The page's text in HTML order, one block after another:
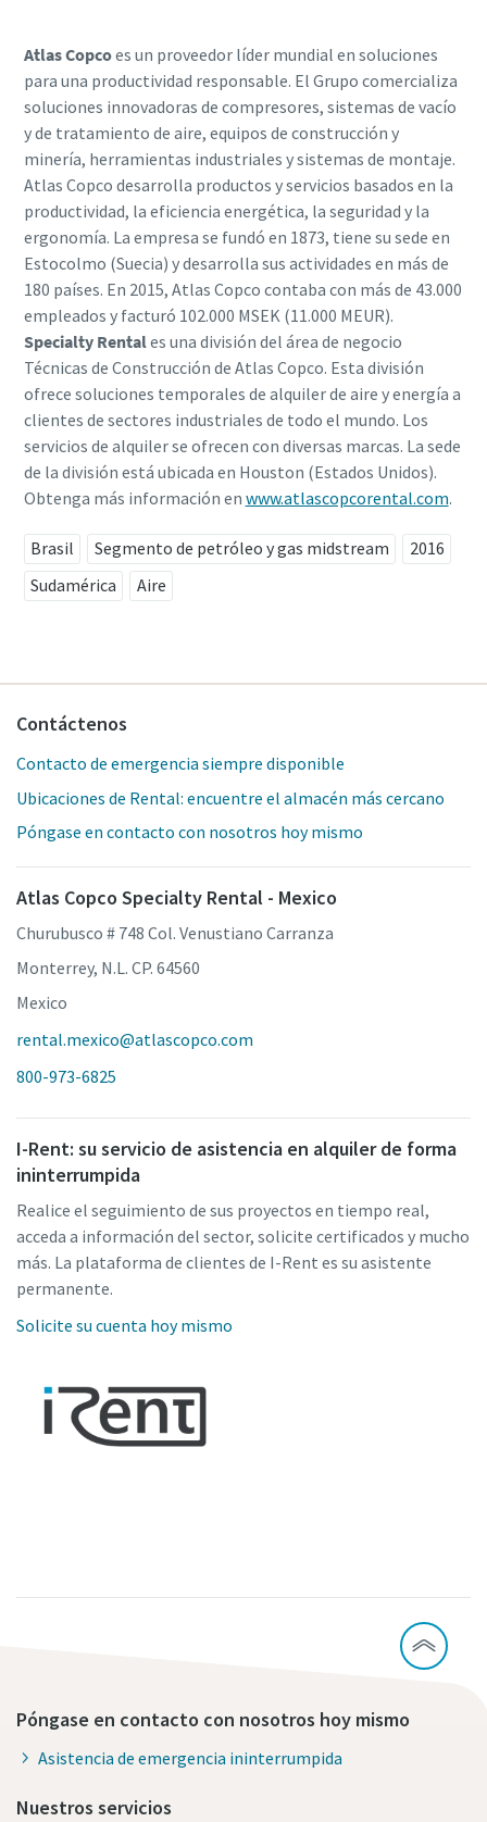
Atlas Copcoes un proveedor líder mundial en soluciones
para una productividad responsable. El Grupo comercializa
soluciones innovadoras de compresores, sistemas de vacío
y de tratamiento de aire, equipos de construcción y
minería, herramientas industriales y sistemas de montaje.
Atlas Copco desarrolla productos y servicios basados en la
productividad, la eficiencia energética, la seguridad y la
ergonomía. La empresa se fundó en 1873, tiene su sede en
Estocolmo (Suecia) y desarrolla sus actividades en más de
180 países. En 2015, Atlas Copco contaba con más de 43.000
empleados y facturó 102.000 MSEK (11.000 MEUR).
Specialty Rentales una división del área de negocio
Técnicas de Construcción de Atlas Copco. Esta división
ofrece soluciones temporales de alquiler de aire y energía a
clientes de sectores industriales de todo el mundo. Los
servicios de alquiler se ofrecen con diversas marcas. La sede
de la división está ubicada en Houston (Estados Unidos).
Obtenga más información en www.atlascopcorental.com.
Brasil Segmento de petróleo y gas midstream
2016
Sudamérica
Aire
Contáctenos
Contacto de emergencia siempre disponible
Ubicaciones de Rental: encuentre el almacén más cercano
Póngase en contacto con nosotros hoy mismo
Atlas Copco Specialty Rental - Mexico
Churubusco # 748 Col. Venustiano Carranza
Monterrey, N.L. CP. 64560
Mexico
rental.mexico@atlascopco.com
800-973-6825
I-Rent: su servicio de asistencia en alquiler de forma
ininterrumpida
Realice el seguimiento de sus proyectos en tiempo real,
acceda a información del sector, solicite certificados y mucho
más. La plataforma de clientes de I-Rent es su asistente
permanente.
Solicite su cuenta hoy mismo
Póngase en contacto con nosotros hoy mismo
Asistencia de emergencia ininterrumpida
Nuestros servicios